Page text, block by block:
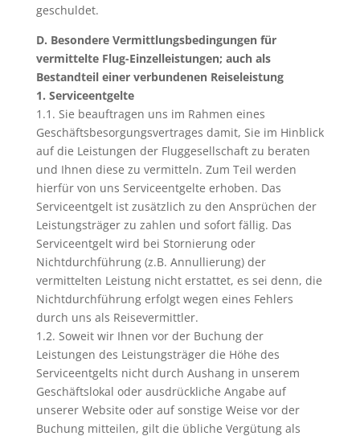
geschuldet.
D. Besondere Vermittlungsbedingungen für
vermittelte Flug-Einzelleistungen; auch als
Bestandteil einer verbundenen Reiseleistung
1. Serviceentgelte
1.1. Sie beauftragen uns im Rahmen eines
Geschäftsbesorgungsvertrages damit, Sie im Hinblick
auf die Leistungen der Fluggesellschaft zu beraten
und Ihnen diese zu vermitteln. Zum Teil werden
hierfür von uns Serviceentgelte erhoben. Das
Serviceentgelt ist zusätzlich zu den Ansprüchen der
Leistungsträger zu zahlen und sofort fällig. Das
Serviceentgelt wird bei Stornierung oder
Nichtdurchführung (z.B. Annullierung) der
vermittelten Leistung nicht erstattet, es sei denn, die
Nichtdurchführung erfolgt wegen eines Fehlers
durch uns als Reisevermittler.
1.2. Soweit wir Ihnen vor der Buchung der
Leistungen des Leistungsträger die Höhe des
Serviceentgelts nicht durch Aushang in unserem
Geschäftslokal oder ausdrückliche Angabe auf
unserer Website oder auf sonstige Weise vor der
Buchung mitteilen, gilt die übliche Vergütung als